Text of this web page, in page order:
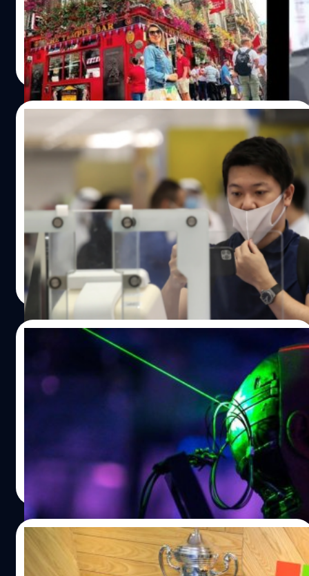
ปัญญาประดิษฐ์ที่สามารถเข้าไปค้นหาฟีดจากกล้องวงจรปิด
สาธาราณะ (public camera) กับรูปภาพบน Instagram เพื่อ
หาช่วงเวลาที่ภาพนั้นถูกลั่นชัตเตอร์
บดินทร์ ตันวิเชียร| 1422 days ago
Read More
ไม่ต้องพกให้หนักกระเป๋า! สนามบินดูไบใช้
‘สแกนม่านตา’ แทนหนังสือเดินทาง
สนามบินดูไบนับว่าเป็นอีกหนึ่งสนามบินที่มีคนพลุกพล่านที่สุด
ในโลกสำหรับนักท่องเที่ยวจากทั่วทุกสารทิศ ซึ่งตัวสนามบินยัง
เต็มไปด้วยร้านค้าปลอดภาษีที่อลังการ มีอาคารผู้โดยสารที่
สวยงามและล้ำสมัยด้วย ล่าสุดกำลังจะเปิดตัวอีกส่วนเพิ่มเติม
นั่นคือ 'เครื่องสแกนม่านตาอัจฉริยะ' ที่สามารถยืนยันตัวตน
ของคุณได้แทนหนังสือเดินทาง เพื่อเพิ่มความสะดวกสบาย
มากยิ่งขึ้นในการเดินโดยใช้เครื่องบิน นับเป็นโครงการ
เทคโนโลยีปัญญาประดิษฐ์ล่าสุดที่ทางยูเออีหรือสหรัฐอาหรับ
เอมิเรตส์เปิดตัวออกมาท่ามกลางการแพร่ระบาดของไวรัส
โคโรนาที่เพิ่มสูงขึ้น จุดประสงค์ของเทคโนโลยีดังกล่าวคือเพื่อ
ลดการมีปฏิสัมพันธ์ของนักท่องเที่ยวที่อาจก่อให้เกิดการแพร่
ระบาดเพิ่มขึ้นด้วย ระบบสแกนม่านตานี้ใช้ระบบไบโอเมทริกซ์ที่
ออกแบบมาเพื่อรวบรวมข้อมูลทางชีวภาพที่มีลักษณะเฉพาะ
ของแต่ละบุคคล คล้ายกับการสแกนนิ้ว แต่เปลี่ยนไปใช้ที่
ใบหน้าแทน ปัจจุบัน สนามบินดูไบเริ่มให้บริการโปรเจกต์นี้แก่ผู้
โดยสารทุกคนเรียบร้อยแล้ว วิธีการคือนักท่องเที่ยวเพียงแค่
ยื่นหน้าเข้าที่เครื่องสแกนม่านตาหลังจากเช็กอินก็เป็นอันเสร็จ
สิ้น ทำให้เพิ่มความสะดวกสบายแก่นักท่องเที่ยวและลดการ
สัมผัสให้น้อยลง เมื่อสแกนเสร็จสามารถผ่านประตูไปได้เลย
โดยใช้เวลาเพียงแค่ไม่กี่วินาที ไม่ต้องใช้การตรวจ
หนังสือเดินทางแบบเดิม หมดยุคไปกับตั๋วกระดาษหรือแอป
โทรศัพท์ที่ต้องพกให้รุงรังอีกต่อไป ทั้งนี้ระบบสแกนม่านตานั้น
ถือว่าเป็นระบบที่มีความแม่นยำมากกว่าการสแกนใบหน้า
สรวิชญ์ พระสุจริตวงศ์| 1961 days ago
Read More
5 สิ่งทำก่อนรอดก่อนหาก AI ยึดครองโลก
มีความเป็นได้หรือไม่..หากวันใดวันหนึ่งโลกของเราเกิด
สถานการณ์ที่ไม่คาดฝันขึ้น เมื่อเทคโนโลยีอัจฉริยะอย่าง AI
ผันตัวกลายเป็นศัตรูของมนุษย์ เถียงไม่ได้เลยว่าในอนาคตนั้น
มีความเป็นไปได้ค่อนข้างสูงว่าจะเกิดเหตุการณ์ร้ายนี้ขึ้น หาก
เราลองสังเกตดูดี ๆ ปัจจุบันที่เราใช้ชีวิตอยู่นั้นแทบทุกย่างก้าว
ณ เวลานี้ AI ได้เข้ามามีส่วนแทบทุกอย่างโดยที่เราเคยชินกับ
มันไปแล้วด้วยซ้ำ แล้วเราจะมีวิธีเอาตัวรอดจากมันได้อย่างไร
พอมีวิธีที่เราจะไม่ตกเป็นเครื่องมือของสมองอัจฉริยะนี้ได้หรือ
ไม่ 5 สิ่งที่ว่ามีอะไรบ้างมาดูกันเลย สิ่งแรก - เราต้องรู้ถึงความ
สำคัญของ AI คร่าว ๆ กันก่อน หลายคนทราบดีอยู่แล้วว่า AI
นั้นคืออะไรเราจึงอธิบายอย่างรวบรัดเลยนะคะ AI คือ
รัตน์ติญากร พิมพ์เดช| 2482 days ago
01/12/2018
ไมโครซอฟต์ไทยเผย ในอนาคต AI จะไม่แทนที่